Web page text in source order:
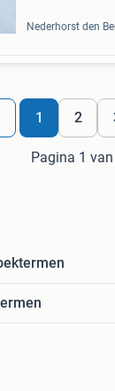
Nederhorst den
1 2
Pagina 1